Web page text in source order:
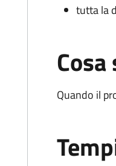
tutta la
Quando il